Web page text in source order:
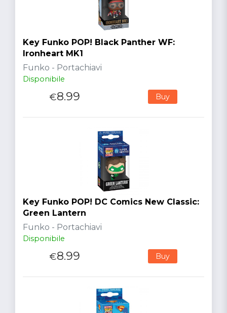
Key Funko POP! Black Panther WF:
Ironheart MK1
Funko - Portachiavi
Disponibile
€8.99 Buy
Key Funko POP! DC Comics New Classic:
Green Lantern
Funko - Portachiavi
Disponibile
€8.99 Buy